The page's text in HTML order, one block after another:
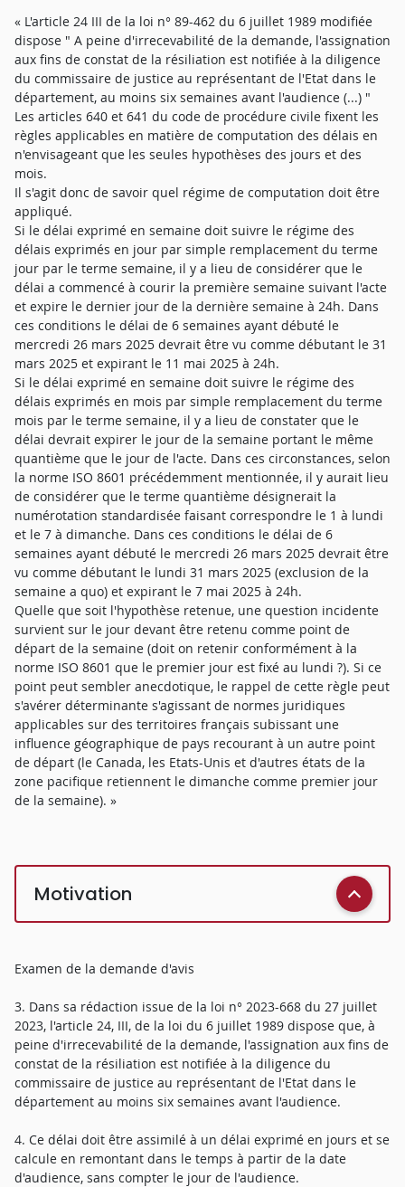
« L'article 24 III de la loi n° 89-462 du 6 juillet 1989 modifiée
dispose " A peine d'irrecevabilité de la demande, l'assignation
aux fins de constat de la résiliation est notifiée à la diligence
du commissaire de justice au représentant de l'Etat dans le
département, au moins six semaines avant l'audience (...) "
Les articles 640 et 641 du code de procédure civile fixent les
règles applicables en matière de computation des délais en
n'envisageant que les seules hypothèses des jours et des
mois.
Il s'agit donc de savoir quel régime de computation doit être
appliqué.
Si le délai exprimé en semaine doit suivre le régime des
délais exprimés en jour par simple remplacement du terme
jour par le terme semaine, il y a lieu de considérer que le
délai a commencé à courir la première semaine suivant l'acte
et expire le dernier jour de la dernière semaine à 24h. Dans
ces conditions le délai de 6 semaines ayant débuté le
mercredi 26 mars 2025 devrait être vu comme débutant le 31
mars 2025 et expirant le 11 mai 2025 à 24h.
Si le délai exprimé en semaine doit suivre le régime des
délais exprimés en mois par simple remplacement du terme
mois par le terme semaine, il y a lieu de constater que le
délai devrait expirer le jour de la semaine portant le même
quantième que le jour de l'acte. Dans ces circonstances, selon
la norme ISO 8601 précédemment mentionnée, il y aurait lieu
de considérer que le terme quantième désignerait la
numérotation standardisée faisant correspondre le 1 à lundi
et le 7 à dimanche. Dans ces conditions le délai de 6
semaines ayant débuté le mercredi 26 mars 2025 devrait être
vu comme débutant le lundi 31 mars 2025 (exclusion de la
semaine a quo) et expirant le 7 mai 2025 à 24h.
Quelle que soit l'hypothèse retenue, une question incidente
survient sur le jour devant être retenu comme point de
départ de la semaine (doit on retenir conformément à la
norme ISO 8601 que le premier jour est fixé au lundi ?). Si ce
point peut sembler anecdotique, le rappel de cette règle peut
s'avérer déterminante s'agissant de normes juridiques
applicables sur des territoires français subissant une
influence géographique de pays recourant à un autre point
de départ (le Canada, les Etats-Unis et d'autres états de la
zone pacifique retiennent le dimanche comme premier jour
de la semaine). »
Motivation
Examen de la demande d'avis
3. Dans sa rédaction issue de la loi n° 2023-668 du 27 juillet
2023, l'article 24, III, de la loi du 6 juillet 1989 dispose que, à
peine d'irrecevabilité de la demande, l'assignation aux fins de
constat de la résiliation est notifiée à la diligence du
commissaire de justice au représentant de l'Etat dans le
département au moins six semaines avant l'audience.
4. Ce délai doit être assimilé à un délai exprimé en jours et se
calcule en remontant dans le temps à partir de la date
d'audience, sans compter le jour de l'audience.